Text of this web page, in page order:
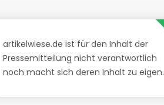
artikelwiese.de ist für den Inhalt der
Pressemitteilung nicht verantwortlich
noch macht sich deren Inhalt zu eigen.